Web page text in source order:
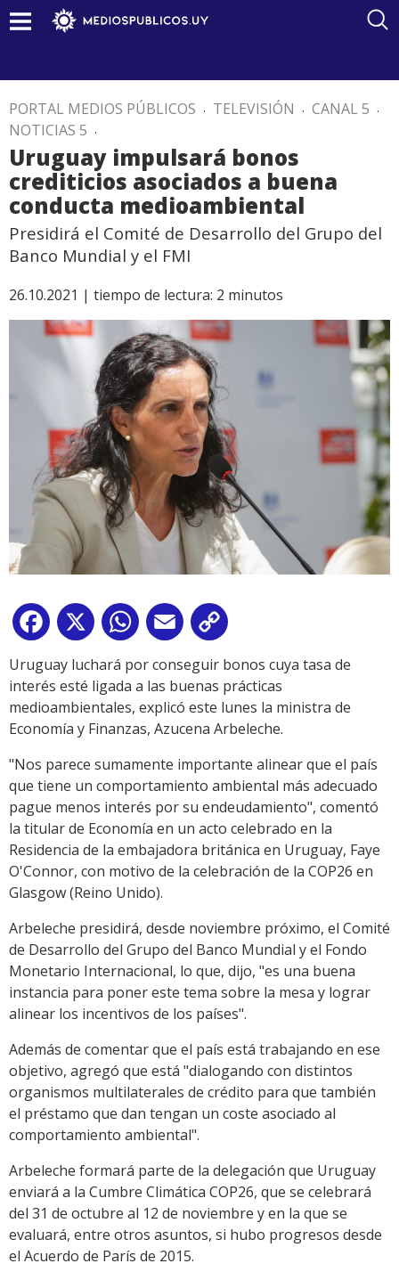
PORTAL MEDIOS PÚBLICOS . TELEVISIÓN . CANAL 5 .
NOTICIAS 5 .
Uruguay impulsará bonos
crediticios asociados a buena
conducta medioambiental
Presidirá el Comité de Desarrollo del Grupo del
Banco Mundial y el FMI
26.10.2021 | tiempo de lectura: 2 minutos
Facebook
X WhatsApp
Email
Link
Uruguay luchará por conseguir bonos cuya tasa de
interés esté ligada a las buenas prácticas
medioambientales, explicó este lunes la ministra de
Economía y Finanzas, Azucena Arbeleche.
"Nos parece sumamente importante alinear que el país
que tiene un comportamiento ambiental más adecuado
pague menos interés por su endeudamiento", comentó
la titular de Economía en un acto celebrado en la
Residencia de la embajadora británica en Uruguay, Faye
O'Connor, con motivo de la celebración de la COP26 en
Glasgow (Reino Unido).
Arbeleche presidirá, desde noviembre próximo, el Comité
de Desarrollo del Grupo del Banco Mundial y el Fondo
Monetario Internacional, lo que, dijo, "es una buena
instancia para poner este tema sobre la mesa y lograr
alinear los incentivos de los países".
Además de comentar que el país está trabajando en ese
objetivo, agregó que está "dialogando con distintos
organismos multilaterales de crédito para que también
el préstamo que dan tengan un coste asociado al
comportamiento ambiental".
Arbeleche formará parte de la delegación que Uruguay
enviará a la Cumbre Climática COP26, que se celebrará
del 31 de octubre al 12 de noviembre y en la que se
evaluará, entre otros asuntos, si hubo progresos desde
el Acuerdo de París de 2015.